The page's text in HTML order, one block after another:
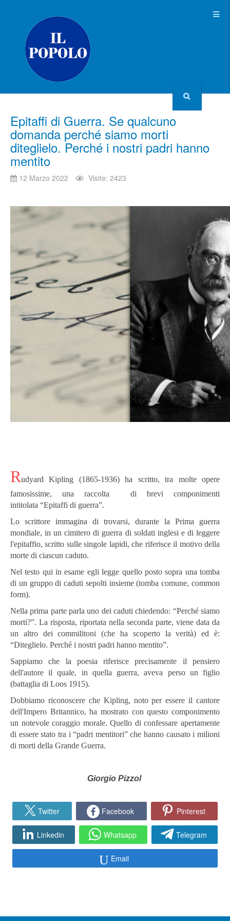
Epitaffi di Guerra. Se qualcuno
domanda perché siamo morti
diteglielo. Perché i nostri padri hanno
mentito
12 Marzo 2022 Visite: 2423
Rudyard Kipling (1865-1936) ha scritto, tra molte opere
famosissime, una raccolta di brevi componimenti
intitolata “Epitaffi di guerra”.
Lo scrittore immagina di trovarsi, durante la Prima guerra
mondiale, in un cimitero di guerra di soldati inglesi e di leggere
l'epitaffio, scritto sulle singole lapidi, che riferisce il motivo della
morte di ciascun caduto.
Nel testo qui in esame egli legge quello posto sopra una tomba
di un gruppo di caduti sepolti insieme (tomba comune, common
form).
Nella prima parte parla uno dei caduti chiedendo: “Perché siamo
morti?”. La risposta, riportata nella seconda parte, viene data da
un altro dei commilitoni (che ha scoperto la verità) ed è:
“Diteglielo. Perché i nostri padri hanno mentito”.
Sappiamo che la poesia riferisce precisamente il pensiero
dell'autore il quale, in quella guerra, aveva perso un figlio
(battaglia di Loos 1915).
Dobbiamo riconoscere che Kipling, noto per essere il cantore
dell'Impero Britannico, ha mostrato con questo componimento
un notevole coraggio morale. Quello di confessare apertamente
di essere stato tra i “padri mentitori” che hanno causato i milioni
di morti della Grande Guerra.
Giorgio Pizzol
Twitter Facebook Pinterest
Linkedin Whatsapp Telegram
Email